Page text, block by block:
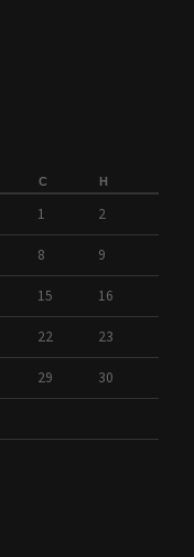
С Н
1 2
8 9
15 16
22 23
29 30